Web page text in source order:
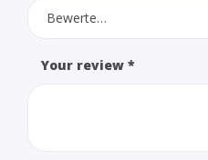
Bewerte…
Your review *